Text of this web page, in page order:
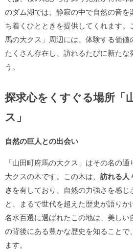
のダム湖では、静寂の中で自然の音を
ち着くひとときを提供してくれます
馬の大クス」周辺には、体験する価
たくさん存在し、訪れるたびに新たな
う。
探求心をくすぐる場所「
ス」
自然の巨人との出会い
「山田町府馬の大クス」はその名の
大クスの木です。この木は、 訪れる人
さを有しており、自然の力強さを感
と、まるで世代を超えた歴史が語りか
名水百選に選ばれたこの地は、美しい
の背後にある豊かな歴史を知ること
ます。